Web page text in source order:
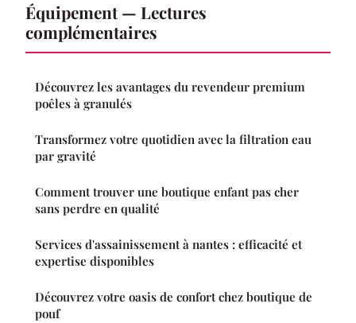
Équipement — Lectures
complémentaires
Découvrez les avantages du revendeur premium
poêles à granulés
Transformez votre quotidien avec la filtration eau
par gravité
Comment trouver une boutique enfant pas cher
sans perdre en qualité
Services d'assainissement à nantes : efficacité et
expertise disponibles
Découvrez votre oasis de confort chez boutique de
pouf